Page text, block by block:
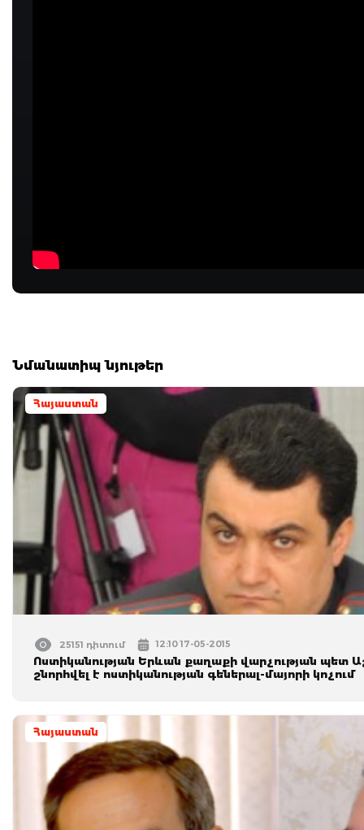
Նմանատիպ նյութեր
Հայաստան
25151 դիտում 12:10 17-05-2015
Ոստիկանության Երևան քաղաքի վարչության պետ
շնորհվել է ոստիկանության գեներալ-մայորի կոչում
Հայաստան